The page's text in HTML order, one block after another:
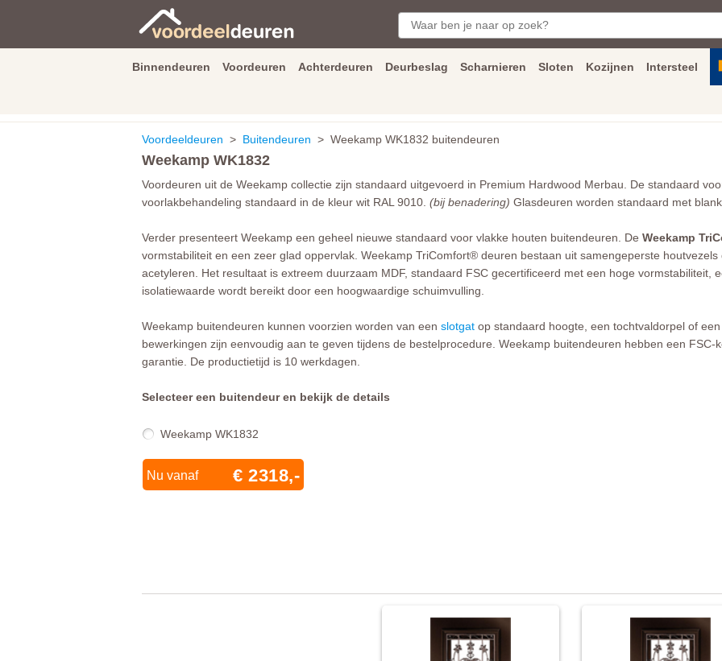
Binnendeuren Voordeuren Achterdeuren Deurbeslag Scharnieren Sloten Kozijnen Intersteel
Voordeeldeuren > Buitendeuren > Weekamp WK1832 buitendeuren
Weekamp WK1832
Voordeuren uit de Weekamp collectie zijn standaard uitgevoerd in Premium Hardwood Merbau. De standaard
voorlakbehandeling standaard in de kleur wit RAL 9010. (bij benadering) Glasdeuren worden standaard met
Verder presenteert Weekamp een geheel nieuwe standaard voor vlakke houten buitendeuren. De Weekamp
vormstabiliteit en een zeer glad oppervlak. Weekamp TriComfort® deuren bestaan uit samengeperste
acetyleren. Het resultaat is extreem duurzaam MDF, standaard FSC gecertificeerd met een hoge vormstabiliteit,
isolatiewaarde wordt bereikt door een hoogwaardige schuimvulling.
Weekamp buitendeuren kunnen voorzien worden van een slotgat op standaard hoogte, een tochtvaldorpel of
bewerkingen zijn eenvoudig aan te geven tijdens de bestelprocedure. Weekamp buitendeuren hebben een
garantie. De productietijd is 10 werkdagen.
Selecteer een buitendeur en bekijk de details
Weekamp WK1832
Nu vanaf € 2318,-